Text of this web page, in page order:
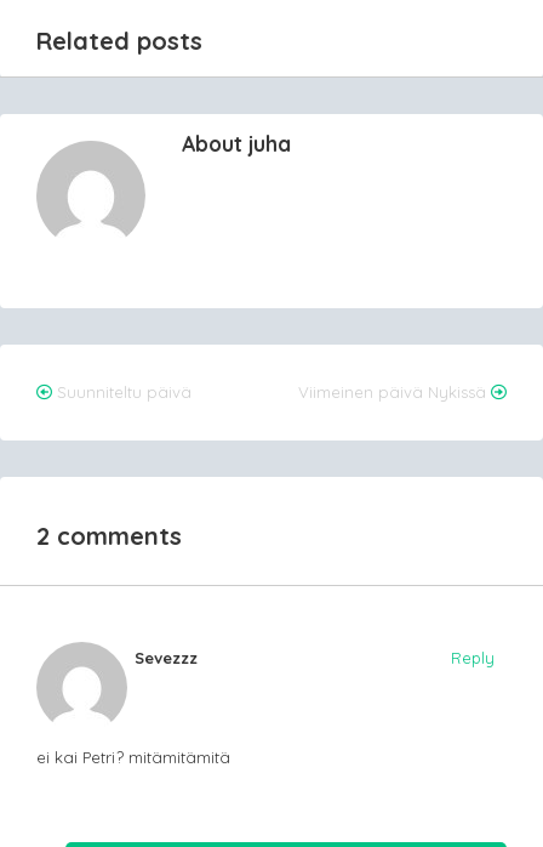
Related posts
About juha
Post
navigation
Suunniteltu päivä Viimeinen päivä Nykissä
2 comments
Sevezzz
ei kai Petri? mitämitämitä
Reply